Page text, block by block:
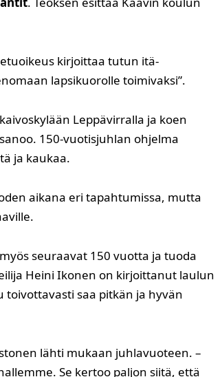
kirjoittaa tutun itä-
lapsikuorolle toimivaksi”.
Leppävirralla ja koen
150-vuotisjuhlan ohjelma
ja kaukaa.
aikana eri tapahtumissa, mutta
seuraavat 150 vuotta ja tuoda
Heini Ikonen on kirjoittanut laulun
saa pitkän ja hyvän
lähti mukaan juhlavuoteen. –
Se kertoo paljon siitä, että